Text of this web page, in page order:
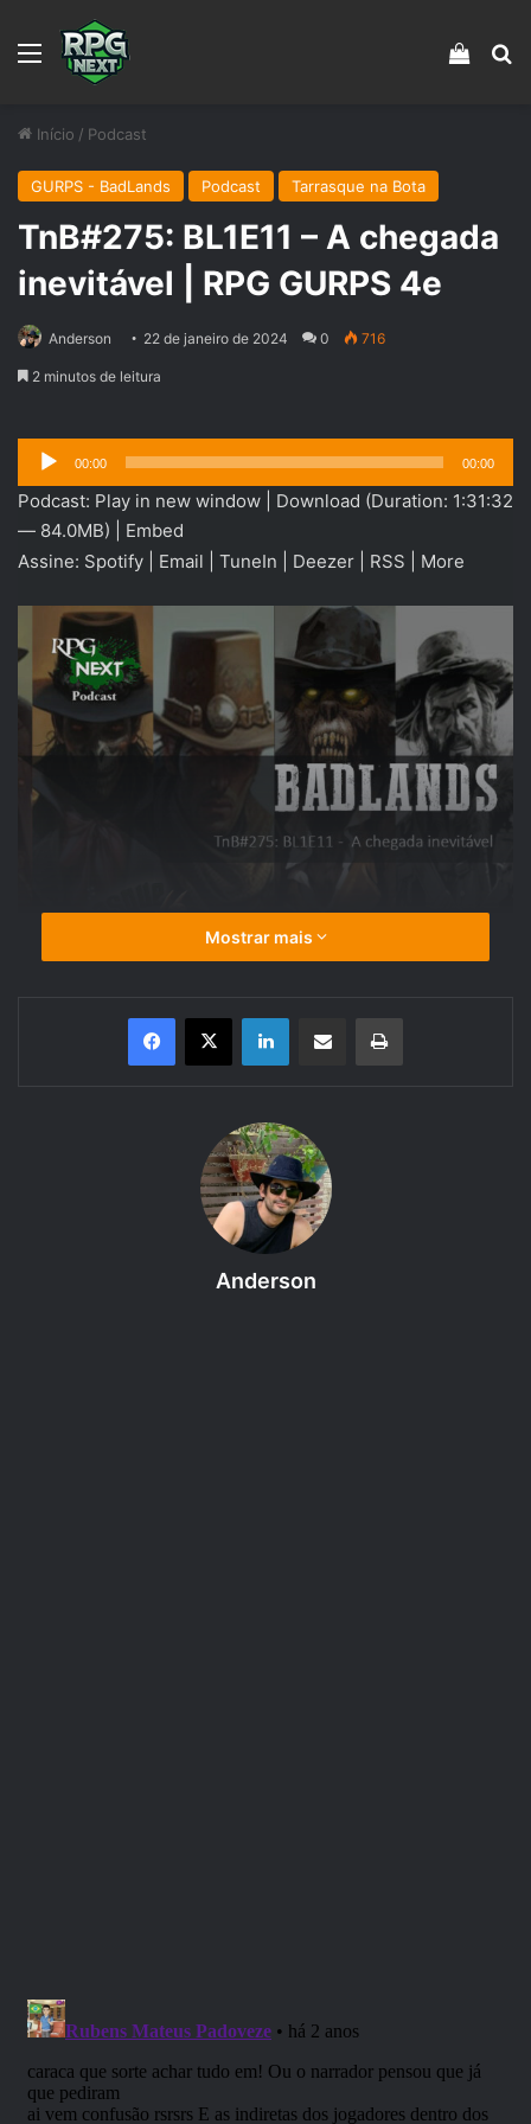
Menu Veja
Início / Podcast
GURPS - BadLands Podcast Tarrasque na Bota
TnB#275: BL1E11 – A chegada
inevitável | RPG GURPS 4e
Anderson 22 de janeiro de 2024 0 716
2 minutos de leitura
Tocador
de
áudio
00:00 00:00
Podcast: Play in new window Download (Duration: 1:31:32
— 84.0MB) | Embed
Assine: Spotify Email TuneIn Deezer RSS More
Tarrasque na Bota apresenta: BadLands, uma aventura do RPG
Episódio 11 – A chegada inevitável
Em meio a desafios naturais e sobrenaturais, alguns
aventureiros buscam riquezas, fama e tudo que o oeste
perigosa e divertida com muitas surpresas. Embarque
guerreiro anão em sua casa. Confira a coleção completa
dos personagens da Mina Perdida de Phandelver e corra
para garantir a sua com valor promocional por tempo
limitado:https://www.mundofan.com.br/caneca-klank
Mostrar mais
Linkedin Compartilhar via e-mail Imprimir
Anderson